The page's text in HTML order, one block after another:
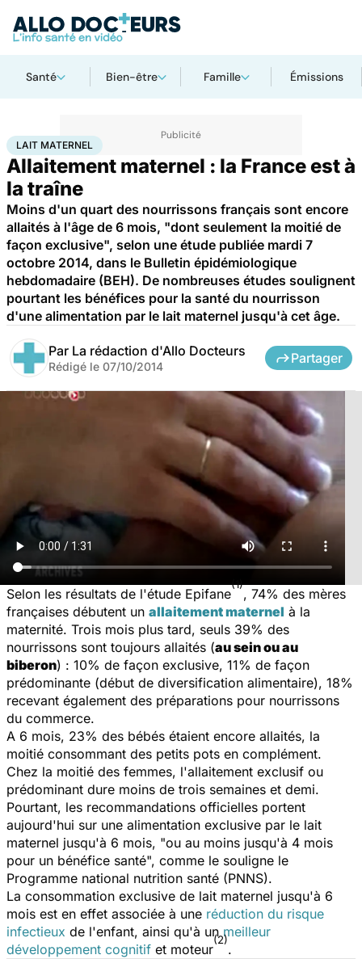
Santé Bien-être Famille Émissions
AccueilBien-être Nutrition Lait maternel
LAIT MATERNEL
Allaitement maternel : la France est à
la traîne
Moins d'un quart des nourrissons français sont encore
allaités à l'âge de 6 mois, "dont seulement la moitié de
façon exclusive", selon une étude publiée mardi 7
octobre 2014, dans le Bulletin épidémiologique
hebdomadaire (BEH). De nombreuses études soulignent
pourtant les bénéfices pour la santé du nourrisson
d'une alimentation par le lait maternel jusqu'à cet âge.
Par La rédaction d'Allo Docteurs
Rédigé le 07/10/2014
Partager
Selon les résultats de l'étude Epifane
(1)
, 74% des mères
françaises débutent un allaitement maternel à la
maternité. Trois mois plus tard, seuls 39% des
nourrissons sont toujours allaités (au sein ou au
biberon) : 10% de façon exclusive, 11% de façon
prédominante (début de diversification alimentaire), 18%
recevant également des préparations pour nourrissons
du commerce.
A 6 mois, 23% des bébés étaient encore allaités, la
moitié consommant des petits pots en complément.
Chez la moitié des femmes, l'allaitement exclusif ou
prédominant dure moins de trois semaines et demi.
Pourtant, les recommandations officielles portent
aujourd'hui sur une alimentation exclusive par le lait
maternel jusqu'à 6 mois, "ou au moins jusqu'à 4 mois
pour un bénéfice santé", comme le souligne le
Programme national nutrition santé (PNNS).
La consommation exclusive de lait maternel jusqu'à 6
mois est en effet associée à une réduction du risque
infectieux de l'enfant, ainsi qu'à un meilleur
développement cognitif et moteur
(2)
.